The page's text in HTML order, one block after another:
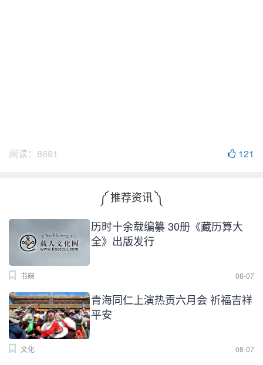
阅读： 8681 121
༼ 推荐资讯 ༽
历时十余载编纂 30册《藏历算大
全》出版发行
08-07
书碟
青海同仁上演热贡六月会 祈福吉祥
平安
08-07
文化